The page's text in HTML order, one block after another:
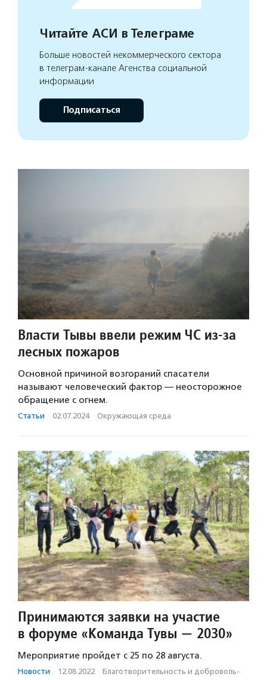
Читайте АСИ в Телеграме
Больше новостей некоммерческого сектора
в телеграм-канале Агенства социальной
информации
Подписаться
Власти Тывы ввели режим ЧС из-за
лесных пожаров
Основной причиной возгораний спасатели
называют человеческий фактор — неосторожное
обращение с огнем.
Статьи · 02.07.2024 · Окружающая среда
Принимаются заявки на участие
в форуме «Команда Тувы — 2030»
Мероприятие пройдет с 25 по 28 августа.
Новости · 12.08.2022 · Благотвори­тель­ность и доброволь­